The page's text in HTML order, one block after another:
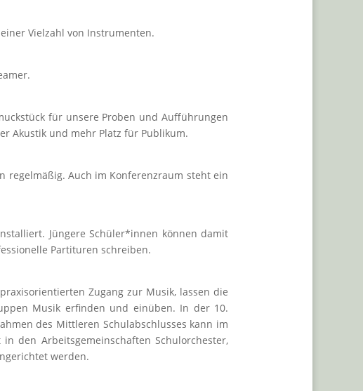
Vielzahl von Instrumenten.
für unsere Proben und Aufführungen
Akustik und mehr Platz für Publikum.
Auch im Konferenzraum steht ein
Jüngere Schüler*innen können damit
Partituren schreiben.
Zugang zur Musik, lassen die
Musik erfinden und einüben. In der 10.
des Mittleren Schulabschlusses kann im
den Arbeitsgemeinschaften Schulorchester,
werden.